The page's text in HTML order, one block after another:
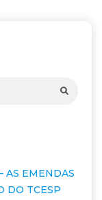
EMENDAS
DO TCESP